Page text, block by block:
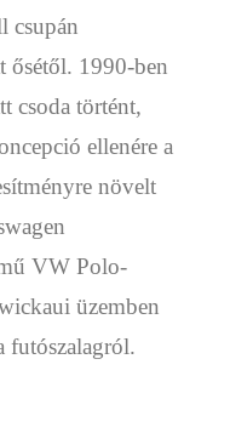
csupán
ősétől. 1990-ben
csoda történt,
ellenére a
tményre növelt
VW Polo-
üzemben
futószalagról.